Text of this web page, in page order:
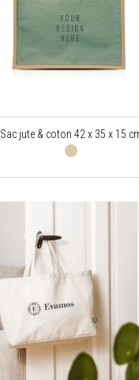
Sac jute & coton 42 x 35 x 15